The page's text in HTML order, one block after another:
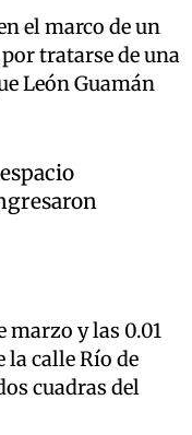
el marco de un
tratarse de una
León Guamán
marzo y las 0.01
la calle Río de
cuadras del